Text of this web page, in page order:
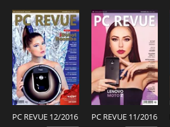
PC REVUE 12/2016 PC REVUE 11/2016